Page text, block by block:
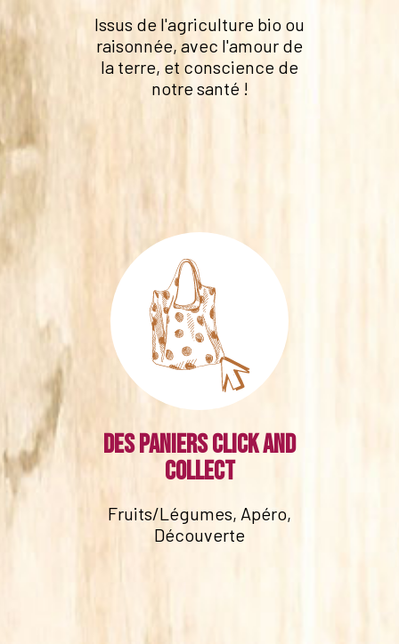
Issus de l'agriculture bio ou
raisonnée, avec l'amour de
la terre, et conscience de
notre santé !
Des paniers click and
collect
Fruits/Légumes, Apéro,
Découverte